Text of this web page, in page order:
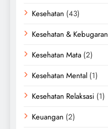
Kesehatan (43)
Kesehatan & Kebugaran
Kesehatan Mata (2)
Kesehatan Mental (1)
Kesehatan Relaksasi (1)
Keuangan (2)